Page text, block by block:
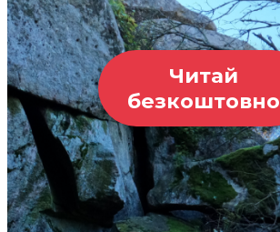
Читай
безкоштовно